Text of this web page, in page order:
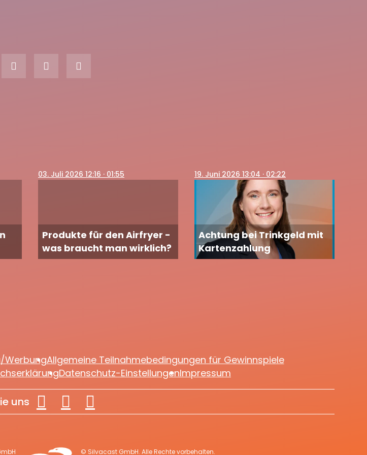
03. Juli 2026 12:16 · 01:55
Produkte für den Airfryer -
was braucht man wirklich?
19. Juni 2026 13:04 · 02:22
Achtung bei Trinkgeld mit
Kartenzahlung
WerbungAllgemeine Teilnahmebedingungen für Gewinnspiele
Datenschutz-EinstellungenImpressum
uns
© Silvacast GmbH. Alle Rechte vorbehalten.